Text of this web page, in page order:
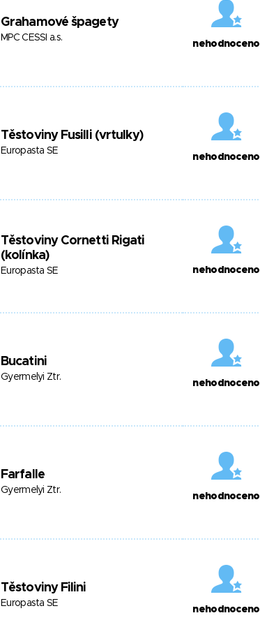
Grahamové špagety
MPC CESSI a.s.
nehodnoceno
Těstoviny Fusilli (vrtulky)
Europasta SE
nehodnoceno
Těstoviny Cornetti Rigati
(kolínka)
Europasta SE nehodnoceno
Bucatini
Gyermelyi Ztr.
nehodnoceno
Farfalle
Gyermelyi Ztr.
nehodnoceno
Těstoviny Filini
Europasta SE
nehodnoceno